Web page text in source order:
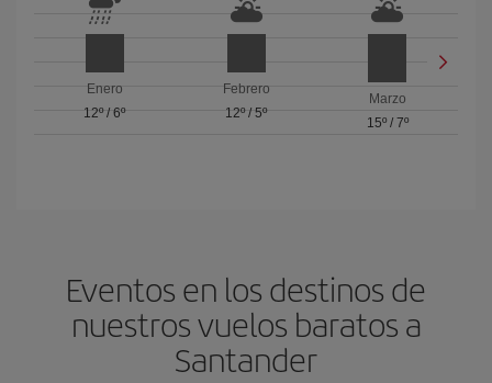
Enero
12º/6º
Febrero
12º/ 5º
Marzo
15º/ 7º
Eventos en los destinos de
nuestros vuelos baratos a
Santander